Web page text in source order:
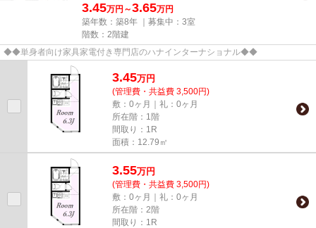
3.45万円～3.65万円
築年数：築8年 ｜募集中： 3室
階数：2階建
◆◆単身者向け家具家電付き専門店のハナインターナショナル◆◆
3.45万円
(管理費・共益費 3,500円)
敷：0ヶ月｜礼：0ヶ月
所在階：1階
間取り：1R
面積：12.79㎡
3.55万円
(管理費・共益費 3,500円)
敷：0ヶ月｜礼：0ヶ月
所在階：2階
間取り：1R